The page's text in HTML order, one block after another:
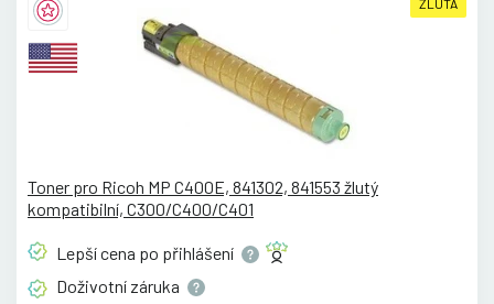
ŽLUTÁ
Toner pro Ricoh MP C400E, 841302, 841553 žlutý
kompatibilní, C300/C400/C401
Lepší cena po přihlášení
Doživotní záruka